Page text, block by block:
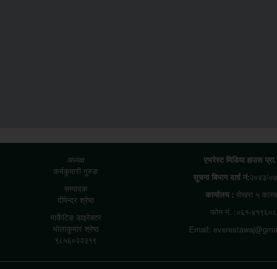
अध्यक्ष
कर्मकुमारी गुरुङ
सम्पादक
दीपेन्द्र श्रेष्ठ
मार्केटिङ डाइरेक्टर
भोलाकुमार श्रेष्ठ
९८५६०२२३१९
एभरेस्ट मिडिया हाउस
सूचना बिभाग दर्ता नं:२०४३/
कार्यालय : पोखरा ५
फोन नं. :०६१-४१९६०८
Email: